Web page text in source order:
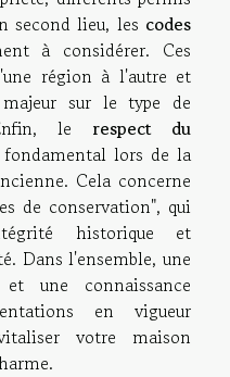
second lieu, les codes
à considérer. Ces
région à l'autre et
sur le type de
le respect du
lors de la
Cela concerne
de conservation", qui
historique et
Dans l'ensemble, une
une connaissance
en vigueur
votre maison